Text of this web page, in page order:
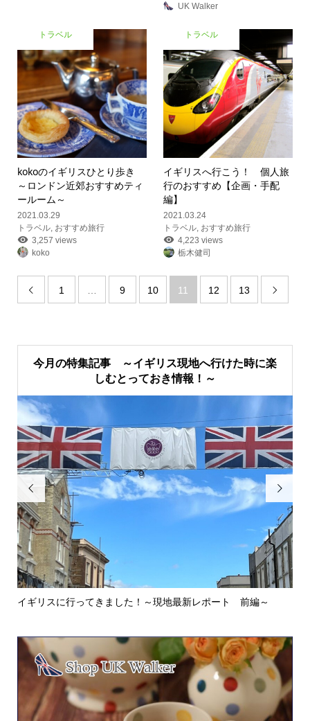
UK Walker
トラベル
kokoのイギリスひとり歩き
～ロンドン近郊おすすめティ
ールーム～
2021.03.29
トラベル, おすすめ旅行
3,257 views
koko
トラベル
イギリスへ行こう！ 個人旅
行のおすすめ【企画・手配
編】
2021.03.24
トラベル, おすすめ旅行
4,223 views
栃木健司
 1 … 9 10 11 12 13 
今月の特集記事 ～イギリス現地へ行けた時に楽
しむとっておき情報！～

イギリスに行ってきました！～現地最新レポート 前編～
